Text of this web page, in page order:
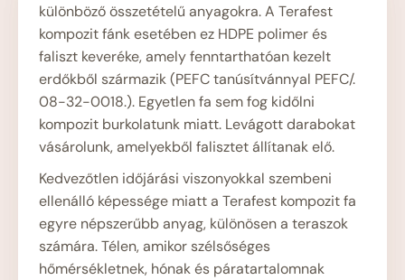
különböző összetételű anyagokra. A Terafest
kompozit fánk esetében ez HDPE polimer és
faliszt keveréke, amely fenntarthatóan kezelt
erdőkből származik (PEFC tanúsítvánnyal PEFC/.
08-32-0018.). Egyetlen fa sem fog kidőlni
kompozit burkolatunk miatt. Levágott darabokat
vásárolunk, amelyekből falisztet állítanak elő.
Kedvezőtlen időjárási viszonyokkal szembeni
ellenálló képessége miatt a Terafest kompozit fa
egyre népszerűbb anyag, különösen a teraszok
számára. Télen, amikor szélsőséges
hőmérsékletnek, hónak és páratartalomnak